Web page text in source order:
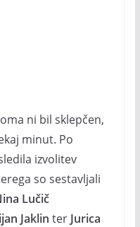
ni bil sklepčen,
minut. Po
izvolitev
so sestavljali
Lučič
Jaklin ter Jurica